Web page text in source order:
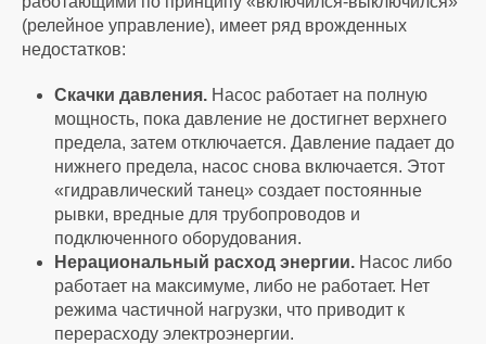
(релейное управление), имеет ряд врожденных
недостатков:
Скачки давления. Насос работает на полную
мощность, пока давление не достигнет верхнего
предела, затем отключается. Давление падает до
нижнего предела, насос снова включается. Этот
«гидравлический танец» создает постоянные
рывки, вредные для трубопроводов и
подключенного оборудования.
Нерациональный расход энергии. Насос либо
работает на максимуме, либо не работает. Нет
режима частичной нагрузки, что приводит к
перерасходу электроэнергии.